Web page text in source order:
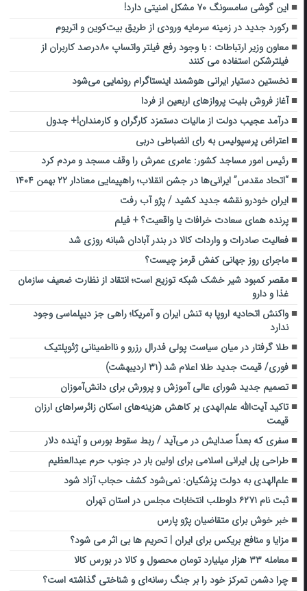
این گوشی سامسونگ ۷۰ مشکل امنیتی دارد!
رکورد جدید در زمینه سرمایه ورودی از طریق بیت‌کوین و اتریوم
معاون وزیر ارتباطات : با وجود رفع فیلتر واتساپ ۸۰درصد کاربران از
فیلترشکن استفاده می کنند
نخستین دستیار ایرانی هوشمند اینستاگرام رونمایی می‌شود
آغاز فروش بلیت‌ پروازهای اربعین از فردا
درآمد عجیب دولت از مالیات دستمزد کارگران و کارمندان!+ جدول
اعتراض پرسپولیس به رای انضباطی دربی
رئیس امور مساجد کشور: عامری عمرش را وقف مسجد و مردم کرد
“اتحاد مقدس” ایرانی‌ها در جشن انقلاب؛ راهپیمایی معنادار ‌۲۲ بهمن ۱۴۰۴
ایران خودرو نقشه جدید کشید / پژو آب رفت
پرنده همای سعادت خرافات یا واقعیت؟ + فیلم
فعالیت صادرات و واردات کالا در بندر آبادان شبانه روزی شد
ماجرای روز جهانی کفش قرمز چیست؟
مقصر کمبود شیر خشک شبکه توزیع است؛ انتقاد از نظارت ضعیف سازمان
غذا و دارو
واکنش اتحادیه اروپا به تنش ایران و آمریکا؛ راهی جز دیپلماسی وجود
ندارد
طلا گرفتار در میان سیاست پولی فدرال رزرو و نااطمینانی ژئوپلتیک
فوری/ قیمت جدید طلا اعلام شد (۳۱ اردیبهشت)
تصمیم جدید شورای عالی آموزش و پرورش برای دانش‌آموزان
تاکید آیت‌الله علم‌الهدی بر کاهش هزینه‌های اسکان زائرسراهای ارزان
قیمت
سفری که بعداً صدایش در می‌آید / ربط سقوط بورس و آینده دلار
طراحی پل ایرانی اسلامی برای اولین بار در جنوب حرم عبدالعظیم
علم‌الهدی به دولت پزشکیان: نمی‌شود کشف حجاب آزاد شود
ثبت نام ۶۲۷۱ داوطلب انتخابات مجلس در استان تهران
خبر خوش برای متقاضیان پژو پارس
مزایا و منافع بریکس برای ایران | تحریم ها بی اثر می شود؟
معامله ۳۳ هزار میلیارد تومان محصول و کالا در بورس کالا
چرا دشمن تمرکز خود را بر جنگ رسانه‌ای و شناختی گذاشته است؟